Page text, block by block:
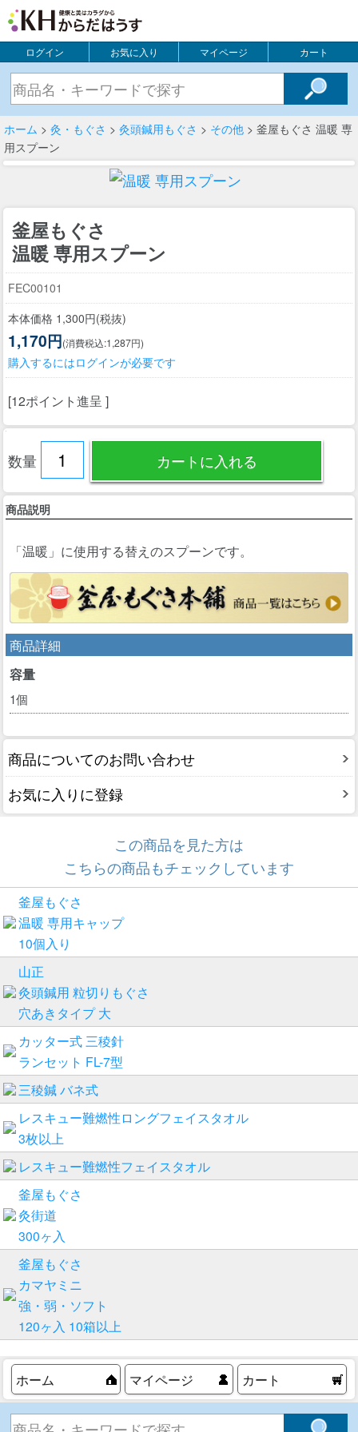
ログイン お気に入り マイページ カート
ホーム > 灸・もぐさ > 灸頭鍼用もぐさ > その他 > 釜屋もぐさ 温暖 専
用スプーン
釜屋もぐさ
温暖 専用スプーン
FEC00101
本体価格 1,300円(税抜)
1,170円(消費税込:1,287円)
購入するにはログインが必要です
[12ポイント進呈 ]
数量
商品説明
「温暖」に使用する替えのスプーンです。
商品詳細
容量
1個
商品についてのお問い合わせ
お気に入りに登録
この商品を見た方は
こちらの商品もチェックしています
釜屋もぐさ
温暖 専用キャップ
10個入り
山正
灸頭鍼用 粒切りもぐさ
穴あきタイプ 大
カッター式 三稜針
ランセット FL-7型
三稜鍼 バネ式
レスキュー難燃性ロングフェイスタオル
3枚以上
レスキュー難燃性フェイスタオル
釜屋もぐさ
灸街道
300ヶ入
釜屋もぐさ
カマヤミニ
強・弱・ソフト
120ヶ入 10箱以上
ホーム マイページ カート